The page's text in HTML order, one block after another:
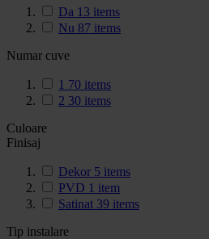
Da 13 items
Nu 87 items
Numar cuve
1 70 items
2 30 items
Culoare
Finisaj
Dekor 5 items
PVD 1 item
Satinat 39 items
Tip instalare